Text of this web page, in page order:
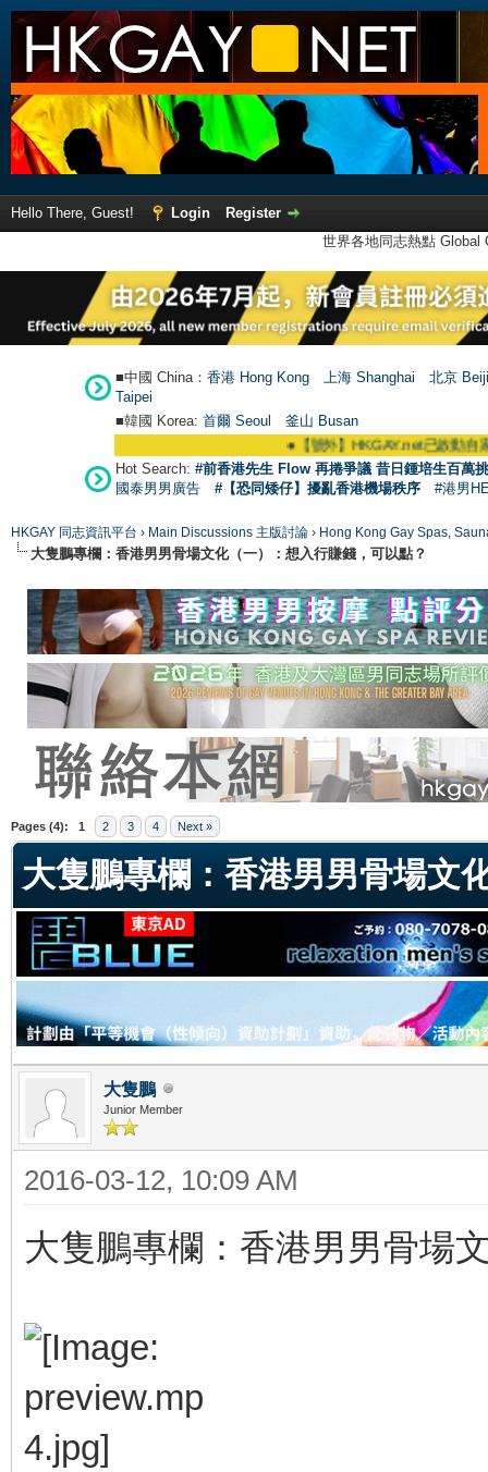
Hello There, Guest! Login
Register
世界各地同志熱點
■中國 China： 香港 Hong Kong 上海 Shanghai
北京
Taipei
■韓國 Korea: 首爾 Seoul 釜山 Busan
【號外】HKGAY.net已啟動自家製【群
Hot Search: #前香港先生 Flow 再捲爭議 昔日鍾培生百萬
國泰男男廣告
#【恐同矮仔】擾亂香港機場秩序 #港男
HKGAY 同志資訊平台 › Main Discussions 主版討論 › Hong Kong Gay Spas,
大隻鵬專欄：香港男男骨場文化（一）：想入行賺錢，可以點？
Pages (4): 1 2 3 4 Next »
大隻鵬專欄：香港男男骨場文
大隻鵬
Junior Member
2016-03-12, 10:09 AM
大隻鵬專欄：香港男男骨場